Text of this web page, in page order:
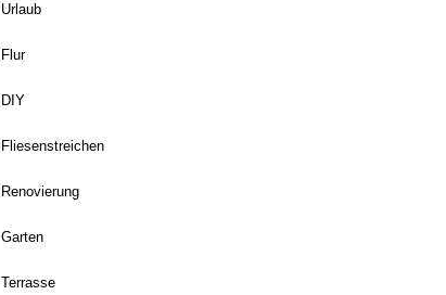
Urlaub
Flur
DIY
Fliesenstreichen
Renovierung
Garten
Terrasse